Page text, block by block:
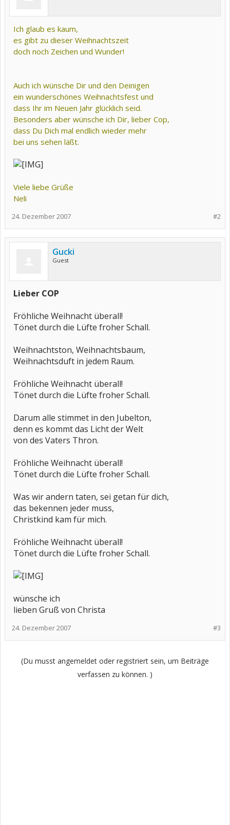
Ich glaub es kaum,
es gibt zu dieser Weihnachtszeit
doch noch Zeichen und Wunder!
Auch ich wünsche Dir und den Deinigen
ein wunderschönes Weihnachtsfest und
dass Ihr im Neuen Jahr glücklich seid.
Besonders aber wünsche ich Dir, lieber Cop,
dass Du Dich mal endlich wieder mehr
bei uns sehen läßt.
Viele liebe Grüße
Neli
#2
24. Dezember 2007
Gucki
Guest
Lieber COP
Fröhliche Weihnacht überall!
Tönet durch die Lüfte froher Schall.
Weihnachtston, Weihnachtsbaum,
Weihnachtsduft in jedem Raum.
Fröhliche Weihnacht überall!
Tönet durch die Lüfte froher Schall.
Darum alle stimmet in den Jubelton,
denn es kommt das Licht der Welt
von des Vaters Thron.
Fröhliche Weihnacht überall!
Tönet durch die Lüfte froher Schall.
Was wir andern taten, sei getan für dich,
das bekennen jeder muss,
Christkind kam für mich.
Fröhliche Weihnacht überall!
Tönet durch die Lüfte froher Schall.
wünsche ich
lieben Gruß von Christa
#3
24. Dezember 2007
(Du musst angemeldet oder registriert sein, um Beiträge
verfassen zu können. )